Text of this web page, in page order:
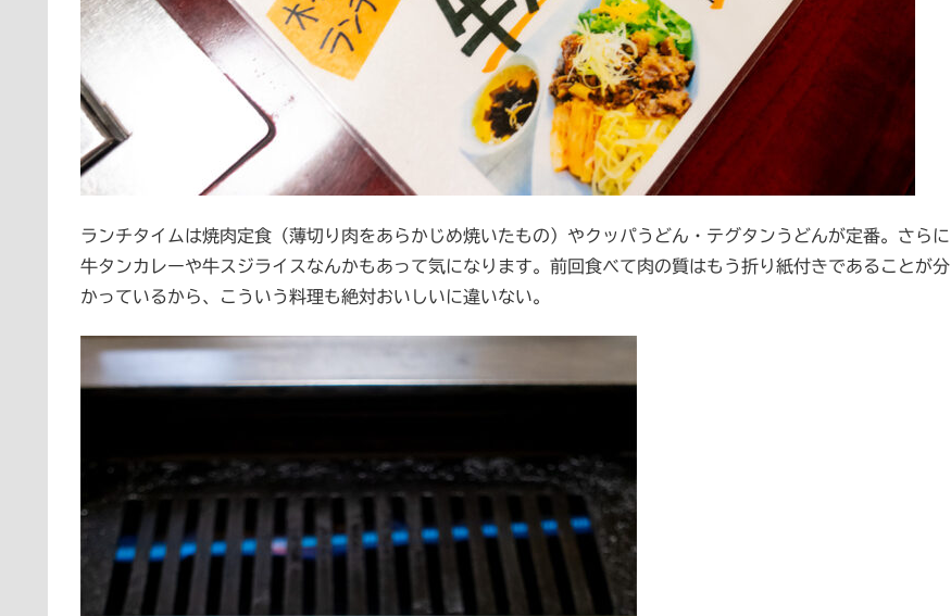
ランチタイムは焼肉定食（薄切り肉をあらかじめ焼いたもの）やクッパうどん・テグタンうどんが定番。さらに
牛タンカレーや牛スジライスなんかもあって気になります。前回食べて肉の質はもう折り紙付きであることが分
かっているから、こういう料理も絶対おいしいに違いない。